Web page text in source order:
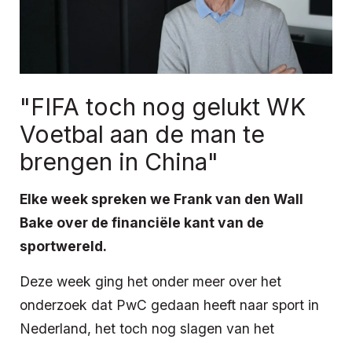
"FIFA toch nog gelukt WK
Voetbal aan de man te
brengen in China"
Elke week spreken we Frank van den Wall
Bake over de financiële kant van de
sportwereld.
Deze week ging het onder meer over het
onderzoek dat PwC gedaan heeft naar sport in
Nederland, het toch nog slagen van het